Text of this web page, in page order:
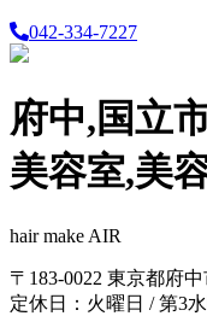
042-334-7227
府中,国立
美容室,美
hair make AIR
〒183-0022 東京都府
定休日：火曜日 / 第3